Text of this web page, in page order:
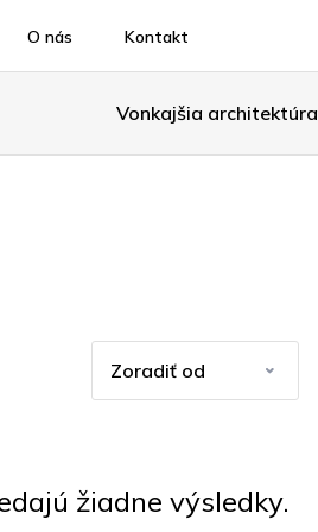
O nás Kontakt
Vonkajšia architektúra
žiadne výsledky.